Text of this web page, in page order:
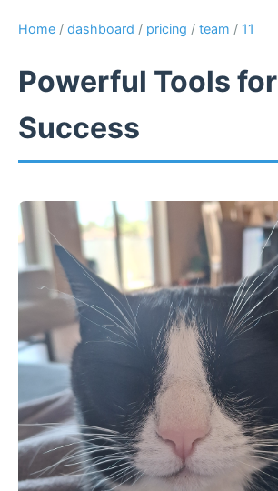
Home / dashboard / pricing / team / 11
Powerful Tools for
Success